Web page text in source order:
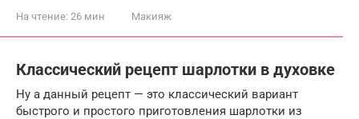
На чтение: 26 мин Макияж
Классический рецепт шарлотки в духовке
Ну а данный рецепт — это классический вариант
быстрого и простого приготовления шарлотки из